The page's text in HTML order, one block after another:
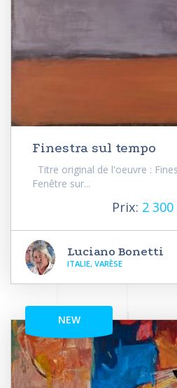
Finestra sul tempo
Titre original de l'oeuvre :
Fenêtre sur...
Prix: 2 300
Luciano Bonetti
ITALIE, VARÈSE
NEW